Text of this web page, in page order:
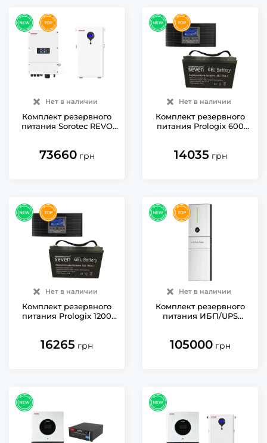
Нет в наличии
Комплект резервного
питания Sorotec REVO
5120Wh
73660 грн
Нет в наличии
Комплект резервного
питания Prologix 600
14035 грн
Нет в наличии
Комплект резервного
питания Prologix 1200
16265 грн
Нет в наличии
Комплект резервного
питания ИБП/UPS
аккумулятор LiFePO4
105000 грн